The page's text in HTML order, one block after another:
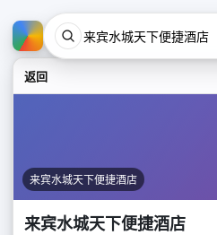
返回
来宾水城天下便捷酒店
来宾水城天下便捷酒店